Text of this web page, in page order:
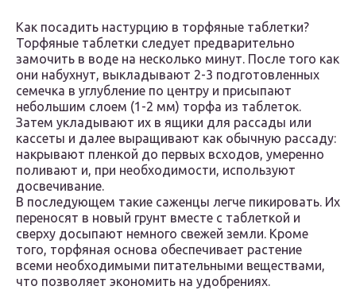
Как посадить настурцию в торфяные таблетки?
Торфяные таблетки следует предварительно
замочить в воде на несколько минут. После того как
они набухнут, выкладывают 2-3 подготовленных
семечка в углубление по центру и присыпают
небольшим слоем (1-2 мм) торфа из таблеток.
Затем укладывают их в ящики для рассады или
кассеты и далее выращивают как обычную рассаду:
накрывают пленкой до первых всходов, умеренно
поливают и, при необходимости, используют
досвечивание.
В последующем такие саженцы легче пикировать. Их
переносят в новый грунт вместе с таблеткой и
сверху досыпают немного свежей земли. Кроме
того, торфяная основа обеспечивает растение
всеми необходимыми питательными веществами,
что позволяет экономить на удобрениях.